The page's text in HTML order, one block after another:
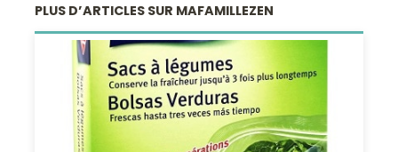
PLUS D’ARTICLES SUR MAFAMILLEZEN